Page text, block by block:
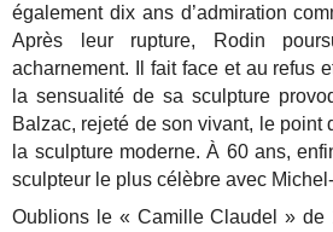
également dix ans d’admiration
Après leur rupture, Rodin
acharnement. Il fait face et au refus
la sensualité de sa sculpture
Balzac, rejeté de son vivant, le point
la sculpture moderne. À 60 ans,
sculpteur le plus célèbre avec
Oublions le « Camille Claudel » de